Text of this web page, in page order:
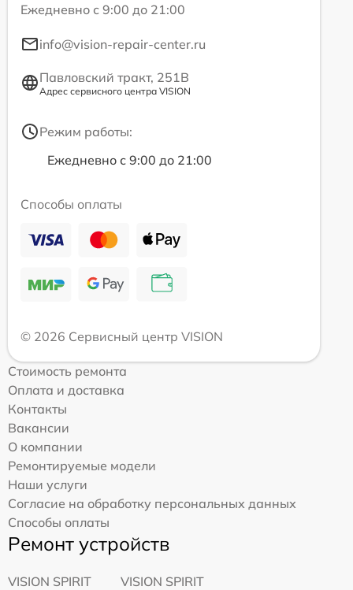
Ежедневно с 9:00 до 21:00
info@vision-repair-center.ru
Павловский тракт, 251В
Адрес сервисного центра VISION
Режим работы:
Ежедневно с 9:00 до 21:00
Способы оплаты
© 2026 Сервисный центр VISION
Стоимость ремонта
Оплата и доставка
Контакты
Вакансии
О компании
Ремонтируемые модели
Наши услуги
Согласие на обработку персональных данных
Способы оплаты
Ремонт устройств
VISION SPIRIT
VISION SPIRIT